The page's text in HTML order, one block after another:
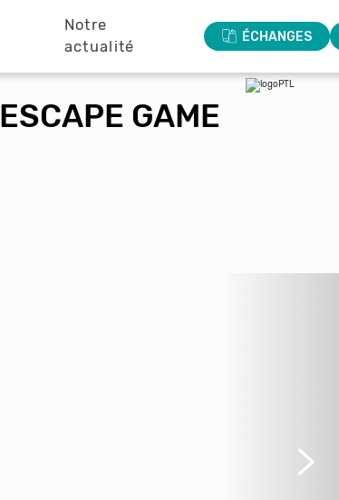
Notre
actualité
ÉCHANGES
GAME
Suivant